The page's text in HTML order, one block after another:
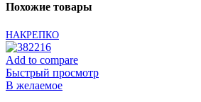
Похожие товары
НАКРЕПКО
Add to compare
Быстрый просмотр
В желаемое